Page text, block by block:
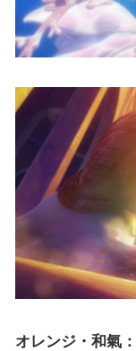
オレンジ・和氣：